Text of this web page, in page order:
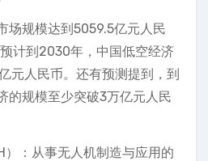
场规模达到5059.5亿元人民
计到2030年，中国低空经济
元人民币。还有预测提到，到
的规模至少突破3万亿元人民
：从事无人机制造与应用的